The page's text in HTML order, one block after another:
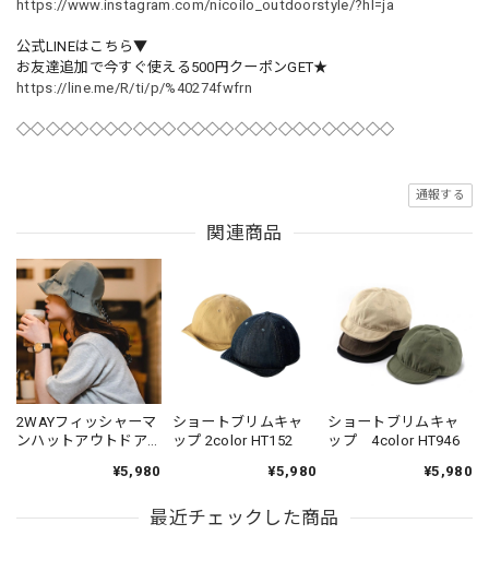
https://www.instagram.com/nicoilo_outdoorstyle/?hl=ja
公式LINEはこちら▼
お友達追加で今すぐ使える500円クーポンGET★
https://line.me/R/ti/p/%40274fwfrn
◇◇◇◇◇◇◇◇◇◇◇◇◇◇◇◇◇◇◇◇◇◇◇◇◇◇
通報する
関連商品
2WAYフィッシャーマ
ンハットアウトドア
¥5,980
ショートブリムキャ
ップ 2color HT152
¥5,980
ショートブリムキャ
ップ 4color HT946
¥5,980
最近チェックした商品